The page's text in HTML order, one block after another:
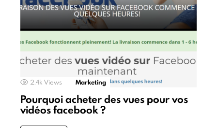
2.4k Views Marketing
Pourquoi acheter des vues pour vos
vidéos facebook ?